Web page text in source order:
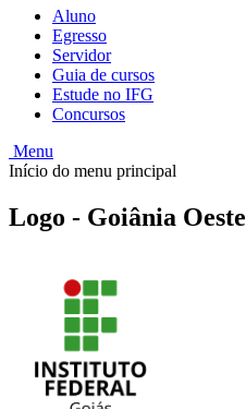
Aluno
Egresso
Servidor
Guia de cursos
Estude no IFG
Concursos
Menu
Início do menu principal
Logo - Goiânia Oeste